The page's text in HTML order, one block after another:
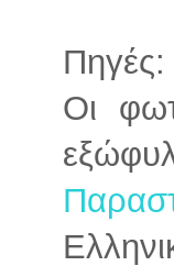
Πηγές:
Οι